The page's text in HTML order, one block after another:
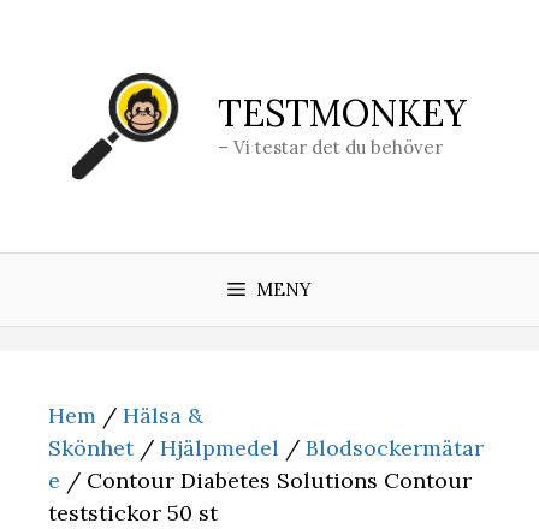
TESTMONKEY
– Vi testar det du behöver
MENY
Hem / Hälsa &
Skönhet/ Hjälpmedel / Blodsockermätar
e / Contour Diabetes Solutions Contour
teststickor 50 st